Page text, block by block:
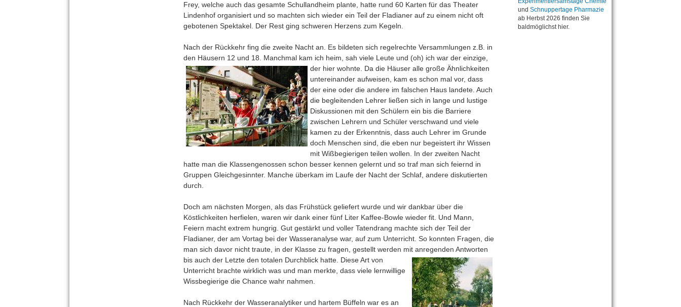
Frey, welche auch das gesamte Schullandheim plante, hatte rund 60 Karten für das Theater
Lindenhof organisiert und so machten sich wieder ein Teil der Fladianer auf zu einem nicht oft
gebotenen Spektakel. Der Rest ging schweren Herzens zum Kegeln.
Nach der Rückkehr fing die zweite Nacht an. Es bildeten sich regelrechte Versammlungen z.B. in
den Häusern 12 und 18. Manchmal kam ich heim, sah viele Leute und (oh) ich war der einzige,
der hier wohnte. Da die Häuser alle große Ähnlichkeiten
untereinander aufweisen, kam es schon mal vor, dass
der eine oder die andere im falschen Haus landete. Auch
die begleitenden Lehrer ließen sich in lange und lustige
Diskussionen mit den Schülern ein bis die Barriere
zwischen Lehrern und Schüler verschwand und viele
kamen zu der Erkenntnis, dass auch Lehrer im Grunde
doch Menschen sind, die eben nur begeistert ihr Wissen
mit Wißbegierigen teilen wollen. In der zweiten Nacht
hatte man die Klassengenossen schon besser kennen gelernt und so traf man sich feiernd in
Gruppen Gleichgesinnter. Manche überkam im Laufe der Nacht der Schlaf, andere diskutierten
durch.
Doch am nächsten Morgen, als das Frühstück geliefert wurde und wir dankbar über die
Köstlichkeiten herfielen, waren wir dank einer fünf Liter Kaffee-Bowle wieder fit. Und Mann,
Feiern macht extrem hungrig. Gut gestärkt und voller Tatendrang machte sich der Teil der
Fladianer, der am Vortag bei der Wasseranalyse war, auf zum Unterricht. So konnten Fragen, die
man sich davor nicht traute, in der Klasse zu fragen, gestellt werden mit anregenden Antworten
bis auch der Letzte den totalen Durchblick hatte. Diese Art von
Unterricht brachte wirklich was und man merkte, dass viele lernwillige
Wissbegierige die Chance wahr nahmen.
Nach Rückkehr der Wasseranalytiker und hartem Büffeln war es an
und Schnuppertage Pharmazie
ab Herbst 2026 finden Sie
baldmöglichst hier.